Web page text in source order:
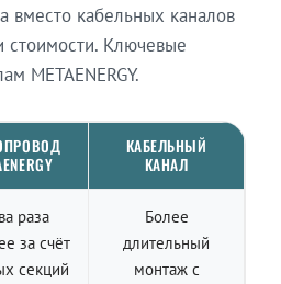
кабельных каналов
Ключевые
METAENERGY.
КАБЕЛЬНЫЙ
КАНАЛ
раза
за счёт
секций
Более
длительный
монтаж с